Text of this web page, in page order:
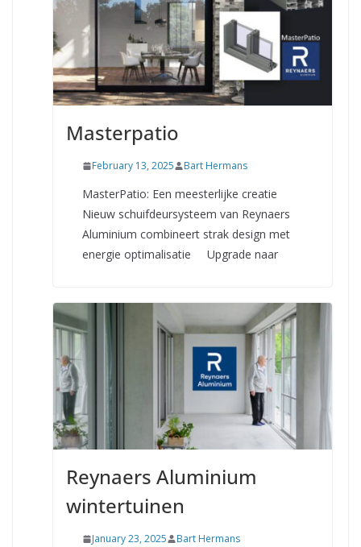
Masterpatio
February 13, 2025 Bart Hermans
MasterPatio: Een meesterlijke creatie
Nieuw schuifdeursysteem van Reynaers
Aluminium combineert strak design met
energie optimalisatie Upgrade naar
Reynaers Aluminium
wintertuinen
January 23, 2025 Bart Hermans